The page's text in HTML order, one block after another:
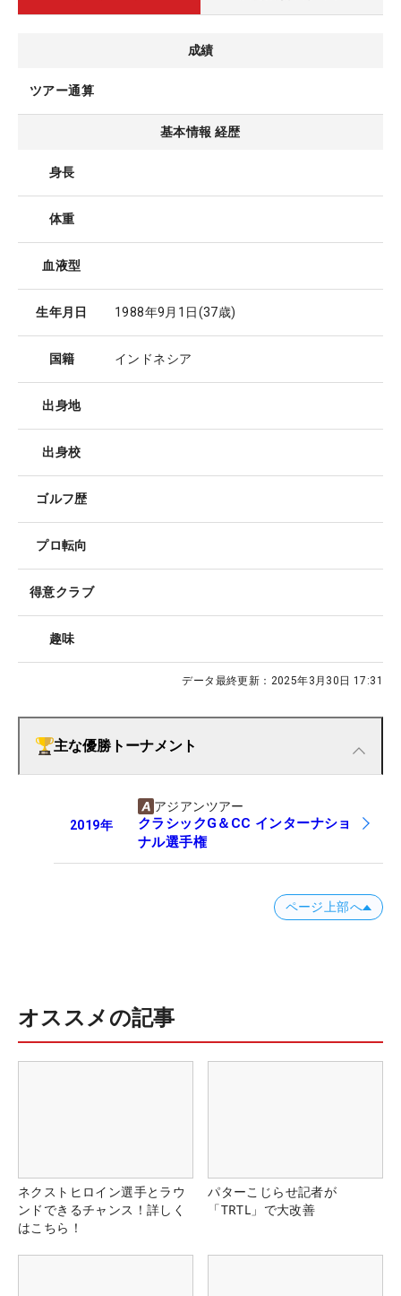
成績
ツアー通算
基本情報 経歴
身長
体重
血液型
生年月日 1988年9月1日(37歳)
国籍 インドネシア
出身地
出身校
ゴルフ歴
プロ転向
得意クラブ
趣味
データ最終更新： 2025年3月30日 17:31
主な優勝トーナメント
2019年
アジアンツアー
クラシックG＆CC インターナショ
ナル選手権
ページ上部へ
オススメの記事
ネクストヒロイン選手とラウ
ンドできるチャンス！詳しく
はこちら！
パターこじらせ記者が
「TRTL」で大改善